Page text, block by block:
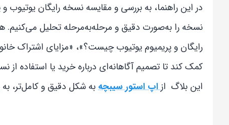
در این راهنما، به بررسی و مقایسه نسخه رایگان
نسخه را به‌صورت دقیق و مرحله‌به‌مرحله تحلیل می‌کنیم.
رایگان و پریمیوم یوتیوب چیست؟»، «مزایای اشتراک
کمک کند تا تصمیم آگاهانه‌ای درباره خرید یا استفاده از
این بلاگ ازاپ استور سیبچهبه شکل دقیق و کامل‌تر،